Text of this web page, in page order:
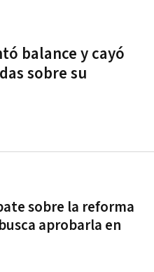
balance y cayó
sobre su
sobre la reforma
aprobarla en